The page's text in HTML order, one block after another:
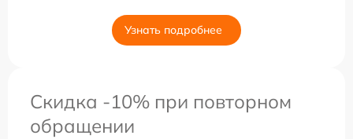
Узнать подробнее
Скидка -10% при повторном
обращении